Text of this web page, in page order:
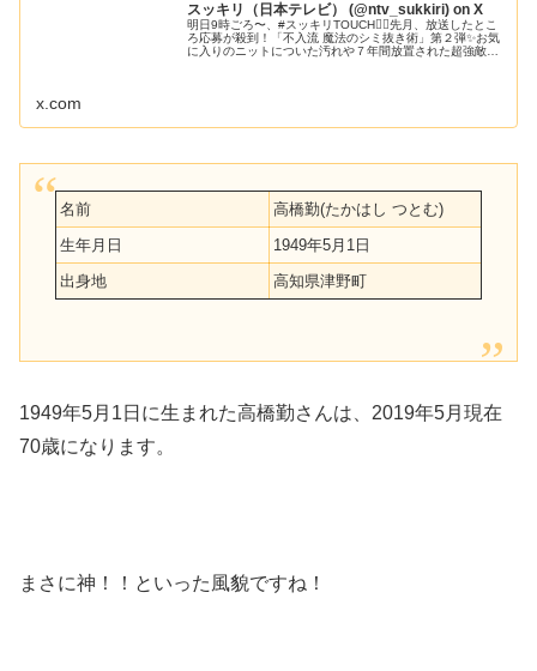
スッキリ（日本テレビ） (@ntv_sukkiri) on X
明日9時ごろ〜、#スッキリTOUCH👆🏻先月、放送したとこ
ろ応募が殺到！「不入流 魔法のシミ抜き術」第２弾✨お気
に入りのニットについた汚れや７年間放置された超強敵の
x.com
名前
高橋勤(たかはし つとむ)
生年月日
1949年5月1日
出身地
高知県津野町
1949年5月1日に生まれた高橋勤さんは、2019年5月現在
70歳になります。
まさに神！！といった風貌ですね！